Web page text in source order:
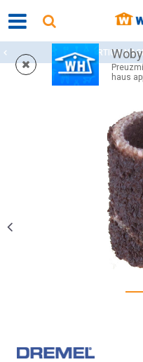
haus
WOBY KARTICA
1